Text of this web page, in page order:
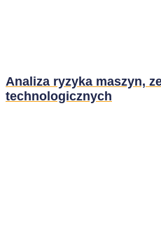
Analiza ryzyka maszyn,
technologicznych